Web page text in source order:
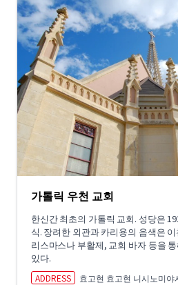
가톨릭 우천 교회
한신간 최초의 가톨릭 교회. 성당은
식. 장려한 외관과 카리용의 음색은
리스마스나 부활제, 교회 바자 등을
있다.
ADDRESS
효고현 효고현 니시노미야